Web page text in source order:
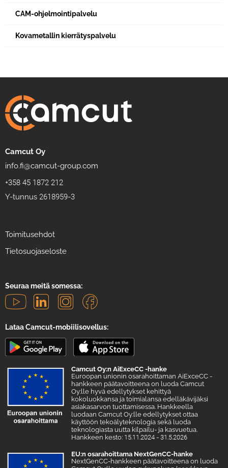
CAM-ohjelmointipalvelu
Kovametallin kierrätyspalvelu
Camcut Oy
info.fi@camcut-group.com
+358 45 1872 212
Y-tunnus 2618959-3
Toimitusehdot
Tietosuojaseloste
Seuraa meitä somessa:
Lataa Camcut-mobiilisovellus:
Camcut Oy:n AiExceCC -hanke
Euroopan unionin osarahoittaman AiExceCC -
hankkeen päätavoitteena on luoda Camcut
Oy:lle hyvä edellytykset kehittyä
kokoluokkansa ja toimialansa edelläkävijäksi
asiakasarvon tuottamisessa. Hankkeella
luodaan Camcut Oy:lle edellytykset ottaa
käyttöön tekoälyteknologia sekä luoda
teknologiasta uutta kilpailu- ja kasvuetua.
Hankkeen kesto: 15.11.2024 - 31.5.2026
EU:n osarahoittama NextGenCC-hanke
NextGenCC-hankkeen päätavoitteena on luoda